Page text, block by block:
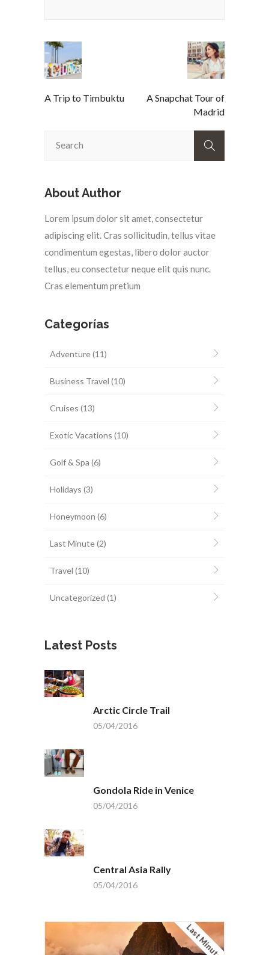
A Trip to Timbuktu
A Snapchat Tour of
Madrid
About Author
Lorem ipsum dolor sit amet, consectetur
adipiscing elit. Cras sollicitudin, tellus vitae
condimentum egestas, libero dolor auctor
tellus, eu consectetur neque elit quis nunc.
Cras elementum pretium
Categorías
Adventure(11)
Business Travel (10)
Cruises (13)
Exotic Vacations (10)
Golf & Spa (6)
Holidays (3)
Honeymoon (6)
Last Minute(2)
Travel (10)
Uncategorized (1)
Latest Posts
Arctic Circle Trail
05/04/2016
Gondola Ride in Venice
05/04/2016
Central Asia Rally
05/04/2016
Last Minute